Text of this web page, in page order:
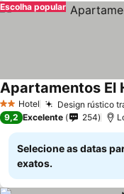
Escolha popular
2 Estrelas
Hotel Design rústico
Apartamentos El
9,2 Excelente 254
Selecione as datas
exatos.